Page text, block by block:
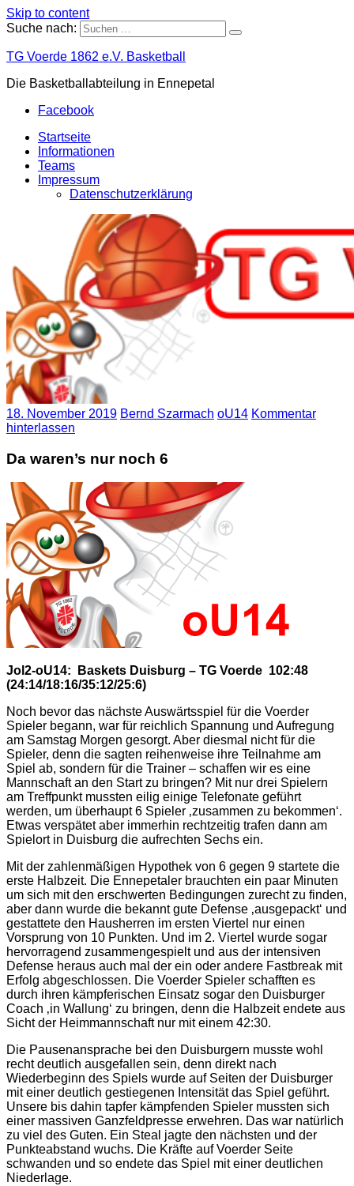
Skip to content
Suche nach:
TG Voerde 1862 e.V. Basketball
Die Basketballabteilung in Ennepetal
Facebook
Startseite
Informationen
Teams
Impressum
Datenschutzerklärung
18. November 2019 Bernd Szarmach oU14 Kommentar
hinterlassen
Da waren’s nur noch 6
Jol2-oU14: Baskets Duisburg – TG Voerde 102:48
(24:14/18:16/35:12/25:6)
Noch bevor das nächste Auswärtsspiel für die Voerder
Spieler begann, war für reichlich Spannung und Aufregung
am Samstag Morgen gesorgt. Aber diesmal nicht für die
Spieler, denn die sagten reihenweise ihre Teilnahme am
Spiel ab, sondern für die Trainer – schaffen wir es eine
Mannschaft an den Start zu bringen? Mit nur drei Spielern
am Treffpunkt mussten eilig einige Telefonate geführt
werden, um überhaupt 6 Spieler ‚zusammen zu bekommen‘.
Etwas verspätet aber immerhin rechtzeitig trafen dann am
Spielort in Duisburg die aufrechten Sechs ein.
Mit der zahlenmäßigen Hypothek von 6 gegen 9 startete die
erste Halbzeit. Die Ennepetaler brauchten ein paar Minuten
um sich mit den erschwerten Bedingungen zurecht zu finden,
aber dann wurde die bekannt gute Defense ‚ausgepackt‘ und
gestattete den Hausherren im ersten Viertel nur einen
Vorsprung von 10 Punkten. Und im 2. Viertel wurde sogar
hervorragend zusammengespielt und aus der intensiven
Defense heraus auch mal der ein oder andere Fastbreak mit
Erfolg abgeschlossen. Die Voerder Spieler schafften es
durch ihren kämpferischen Einsatz sogar den Duisburger
Coach ‚in Wallung‘ zu bringen, denn die Halbzeit endete aus
Sicht der Heimmannschaft nur mit einem 42:30.
Die Pausenansprache bei den Duisburgern musste wohl
recht deutlich ausgefallen sein, denn direkt nach
Wiederbeginn des Spiels wurde auf Seiten der Duisburger
mit einer deutlich gestiegenen Intensität das Spiel geführt.
Unsere bis dahin tapfer kämpfenden Spieler mussten sich
einer massiven Ganzfeldpresse erwehren. Das war natürlich
zu viel des Guten. Ein Steal jagte den nächsten und der
Punkteabstand wuchs. Die Kräfte auf Voerder Seite
schwanden und so endete das Spiel mit einer deutlichen
Niederlage.